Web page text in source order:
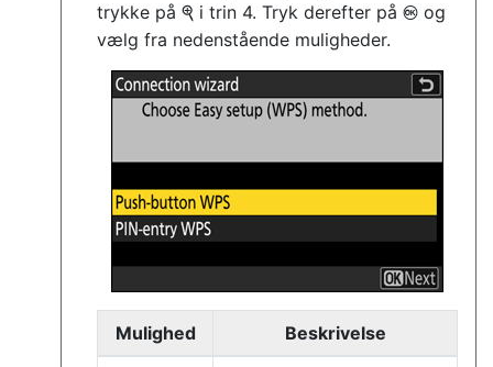
trykke på X i trin 4. Tryk derefter på J og
vælg fra nedenstående muligheder.
Mulighed Beskrivelse